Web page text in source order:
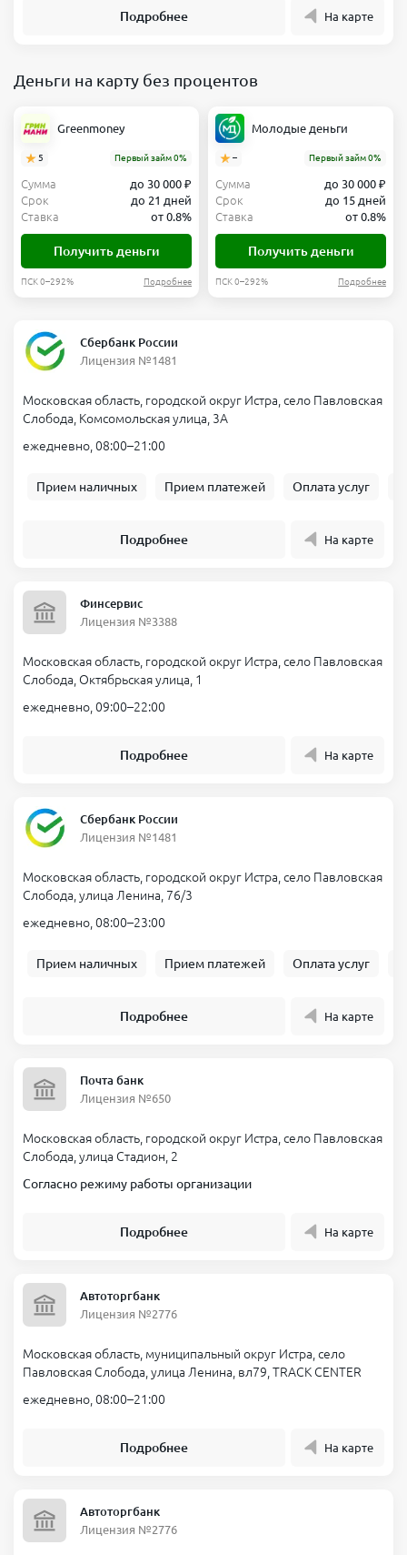
Подробнее На карте
Деньги на карту без процентов
Greenmoney
5 Первый займ 0%
Сумма
до 30 000 ₽
Срок
до 21 дней
Ставка
от 0.8%
Получить деньги
ПСК 0–292% Подробнее
Молодые деньги
– Первый займ 0%
Сумма
до 30 000 ₽
Срок
до 15 дней
Ставка
от 0.8%
Получить деньги
ПСК 0–292% Подробнее
Сбербанк России
Лицензия №1481
Московская область, городской округ Истра, село Павловская
Слобода, Комсомольская улица, 3А
ежедневно, 08:00–21:00
Прием наличных Прием платежей Оплата услуг
Подробнее На карте
Финсервис
Лицензия №3388
Московская область, городской округ Истра, село Павловская
Слобода, Октябрьская улица, 1
ежедневно, 09:00–22:00
Подробнее На карте
Сбербанк России
Лицензия №1481
Московская область, городской округ Истра, село Павловская
Слобода, улица Ленина, 76/3
ежедневно, 08:00–23:00
Прием наличных Прием платежей Оплата услуг
Подробнее На карте
Почта банк
Лицензия №650
Московская область, городской округ Истра, село Павловская
Слобода, улица Стадион, 2
Согласно режиму работы организации
Подробнее На карте
Автоторгбанк
Лицензия №2776
Московская область, муниципальный округ Истра, село
Павловская Слобода, улица Ленина, вл79, TRACK CENTER
ежедневно, 08:00–21:00
Подробнее На карте
Автоторгбанк
Лицензия №2776